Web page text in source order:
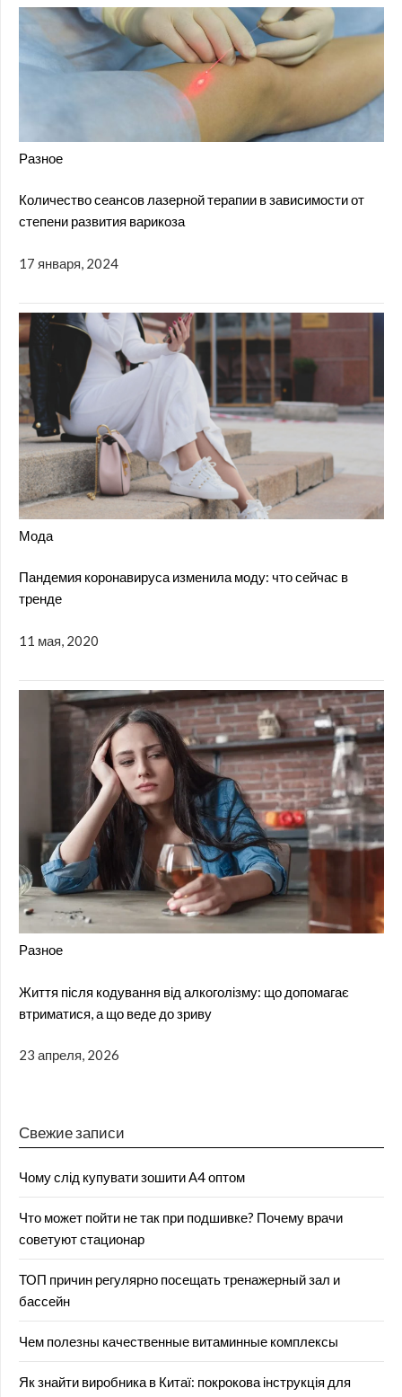
Разное
Количество сеансов лазерной терапии в зависимости от
степени развития варикоза
17 января, 2024
Мода
Пандемия коронавируса изменила моду: что сейчас в
тренде
11 мая, 2020
Разное
Життя після кодування від алкоголізму: що допомагає
втриматися, а що веде до зриву
23 апреля, 2026
Свежие записи
Чому слід купувати зошити А4 оптом
Что может пойти не так при подшивке? Почему врачи
советуют стационар
ТОП причин регулярно посещать тренажерный зал и
бассейн
Чем полезны качественные витаминные комплексы
Як знайти виробника в Китаї: покрокова інструкція для